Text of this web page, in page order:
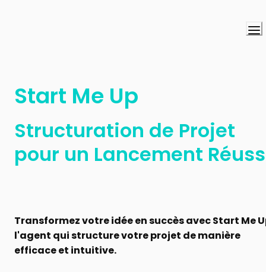
Start Me Up
Structuration de Projet
pour un Lancement
Transformez votre idée en succès avec Start Me
l'agent qui structure votre projet de manière
efficace et intuitive.